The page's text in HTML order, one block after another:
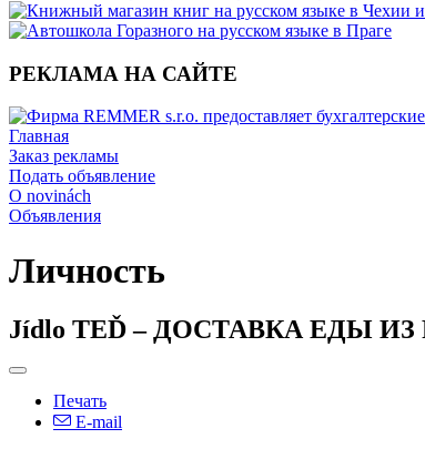
РЕКЛАМА НА САЙТЕ
Главная
Заказ рекламы
Подать объявление
O novinách
Объявления
Личность
Jídlo TEĎ – ДОСТАВКА ЕДЫ
Печать
E-mail